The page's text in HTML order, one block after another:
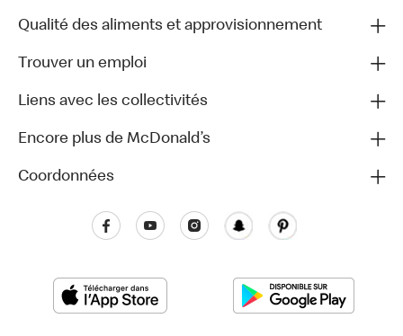
Qualité des aliments et approvisionnement
Trouver un emploi
Liens avec les collectivités
Encore plus de McDonald’s
Coordonnées